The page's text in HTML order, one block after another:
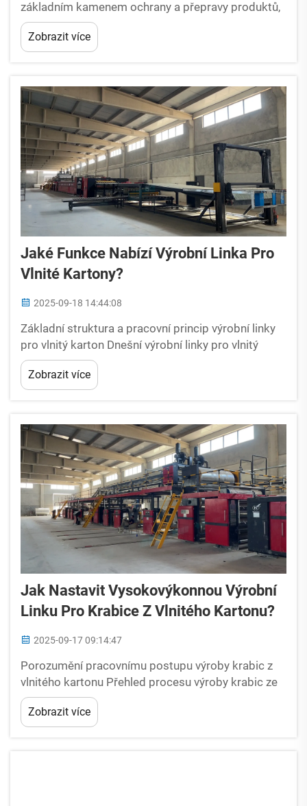
základním kamenem ochrany a přepravy produktů,
a kvalitní linka pro výrobu vlnité lepenky přímo
určuje efektivitu, kvalitu a ziskovost vašeho
podnikání. Avšak...
Zobrazit více
Jaké Funkce Nabízí Výrobní Linka Pro
Vlnité Kartony?
2025-09-18 14:44:08
Základní struktura a pracovní princip výrobní linky
pro vlnitý karton Dnešní výrobní linky pro vlnitý
karton spojují tři hlavní kroky tvorbu desky,
zpracování na mokré straně a sušení na suché
straně, aby základní materiály přeměnily na pevné
Zobrazit více
Jak Nastavit Vysokovýkonnou Výrobní
Linku Pro Krabice Z Vlnitého Kartonu?
2025-09-17 09:14:47
Porozumění pracovnímu postupu výroby krabic z
vlnitého kartonu Přehled procesu výroby krabic ze
vlnitého kartonu krok za krokem Moderní výrobní
linka pro krabice z vlnitého kartonu přeměňuje
roviny papíru na ochranné obaly prostřednictvím
Zobrazit více